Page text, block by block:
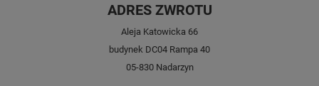
ADRES ZWROTU
Aleja Katowicka 66
budynek DC04 Rampa 40
05-830 Nadarzyn